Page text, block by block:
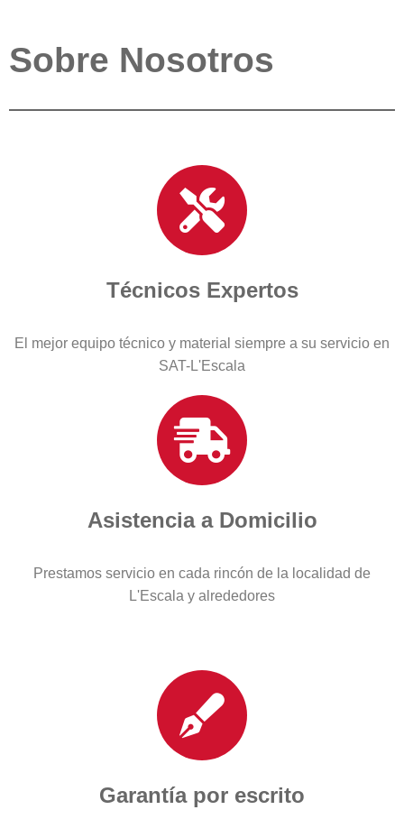
Sobre Nosotros
Técnicos Expertos
El mejor equipo técnico y material siempre a su servicio en
SAT-L'Escala
Asistencia a Domicilio
Prestamos servicio en cada rincón de la localidad de
L'Escala y alrededores
Garantía por escrito